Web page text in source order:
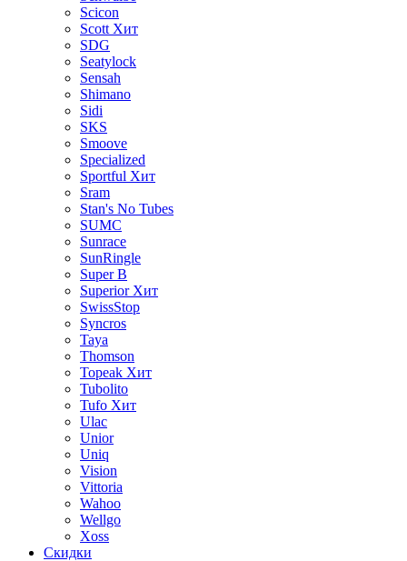
Scicon
Scott Хит
SDG
Seatylock
Sensah
Shimano
Sidi
SKS
Smoove
Specialized
Sportful Хит
Sram
Stan's No Tubes
SUMC
Sunrace
SunRingle
Super B
Superior Хит
SwissStop
Syncros
Taya
Thomson
Topeak Хит
Tubolito
Tufo Хит
Ulac
Unior
Uniq
Vision
Vittoria
Wahoo
Wellgo
Xoss
Скидки